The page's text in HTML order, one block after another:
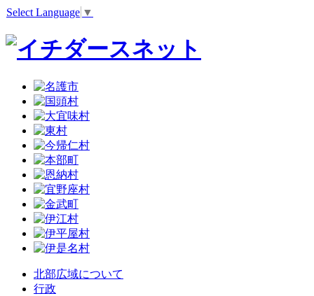
Select Language ▼
北部広域について
行政